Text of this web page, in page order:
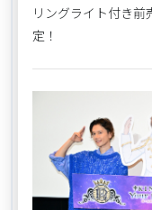
リングライト付き前
定！